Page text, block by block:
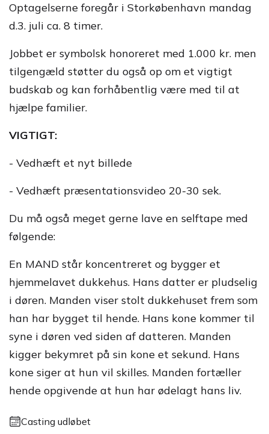
Optagelserne foregår i Storkøbenhavn mandag
d.3. juli ca. 8 timer.
Jobbet er symbolsk honoreret med 1.000 kr. men
tilgengæld støtter du også op om et vigtigt
budskab og kan forhåbentlig være med til at
hjælpe familier.
VIGTIGT:
- Vedhæft et nyt billede
- Vedhæft præsentationsvideo 20-30 sek.
Du må også meget gerne lave en selftape med
følgende:
En MAND står koncentreret og bygger et
hjemmelavet dukkehus. Hans datter er pludselig
i døren. Manden viser stolt dukkehuset frem som
han har bygget til hende. Hans kone kommer til
syne i døren ved siden af datteren. Manden
kigger bekymret på sin kone et sekund. Hans
kone siger at hun vil skilles. Manden fortæller
hende opgivende at hun har ødelagt hans liv.
Casting udløbet